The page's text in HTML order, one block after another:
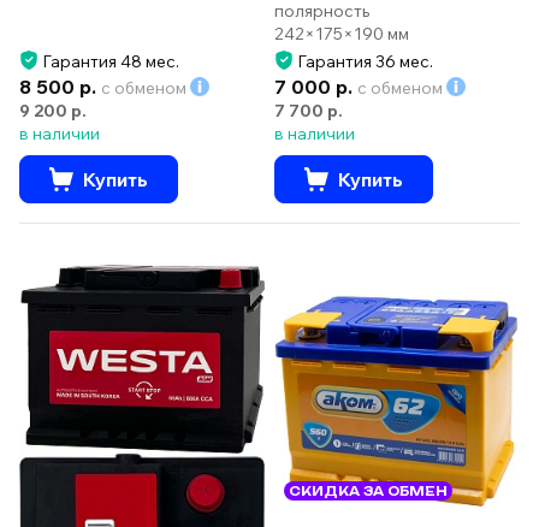
Гарантия 48 мес.
8 500 р. с обменом
9 200 р.
в наличии
Купить
полярность
242×175×190 мм
Гарантия 36 мес.
7 000 р. с обменом
7 700 р.
в наличии
Купить
СКИДКА ЗА ОБМЕН